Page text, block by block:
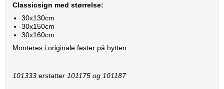
Classicsign med størrelse:
30x130cm
30x150cm
30x160cm
Monteres i originale fester på hytten.
101333 erstatter 101175 og 101187